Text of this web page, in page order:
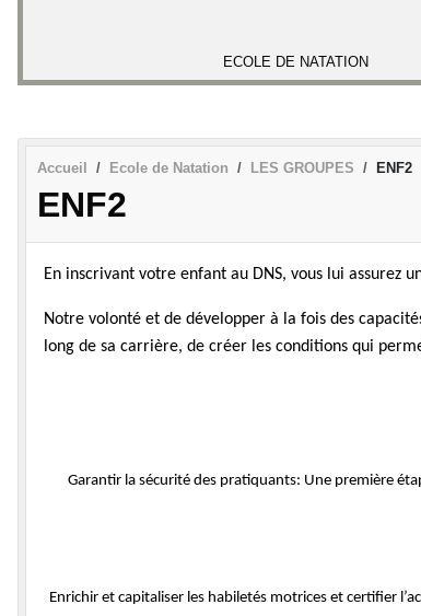
ECOLE DE NATATION
Accueil Ecole de Natation LES GROUPES ENF2
ENF2
En inscrivant votre enfant au DNS, vous lui assurez
Notre volonté et de développer à la fois des
long de sa carrière, de créer les conditions qui
Garantir la sécurité des pratiquants: Une première
Enrichir et capitaliser les habiletés motrices et certifier